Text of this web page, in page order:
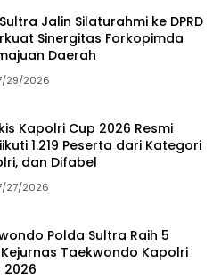
Jalin Silaturahmi ke DPRD
Sinergitas Forkopimda
Daerah
29/2026
Kapolri Cup 2026 Resmi
1.219 Peserta dari Kategori
dan Difabel
27/2026
Polda Sultra Raih 5
Taekwondo Kapolri
2026